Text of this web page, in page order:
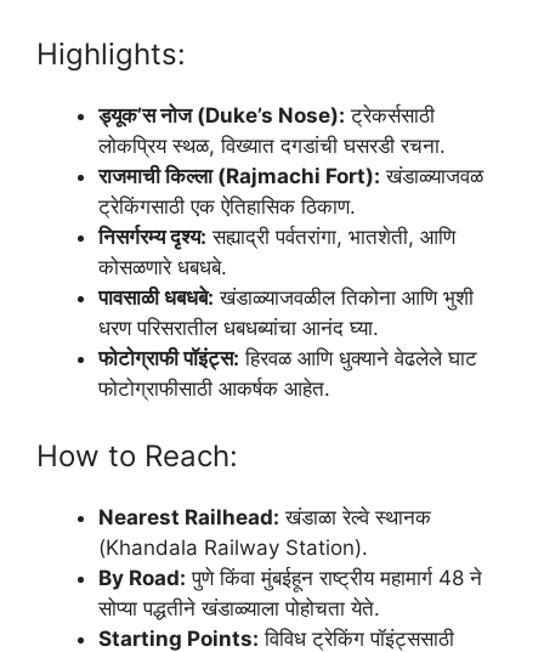
Highlights:
ड्यूक’स नोज (Duke’s Nose): ट्रेकर्ससाठी
लोकप्रिय स्थळ, विख्यात दगडांची घसरडी रचना.
राजमाची किल्ला (Rajmachi Fort): खंडाळ्याजवळ
ट्रेकिंगसाठी एक ऐतिहासिक ठिकाण.
निसर्गरम्य दृश्य: सह्याद्री पर्वतरांगा, भातशेती, आणि
कोसळणारे धबधबे.
पावसाळी धबधबे: खंडाळ्याजवळील तिकोना आणि भुशी
धरण परिसरातील धबधब्यांचा आनंद घ्या.
फोटोग्राफी पॉइंट्स: हिरवळ आणि धुक्याने वेढलेले घाट
फोटोग्राफीसाठी आकर्षक आहेत.
How to Reach:
Nearest Railhead: खंडाळा रेल्वे स्थानक
(Khandala Railway Station).
By Road: पुणे किंवा मुंबईहून राष्ट्रीय महामार्ग 48 ने
सोप्या पद्धतीने खंडाळ्याला पोहोचता येते.
Starting Points: विविध ट्रेकिंग पॉइंट्ससाठी